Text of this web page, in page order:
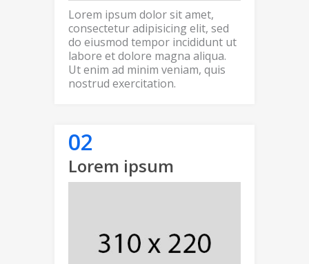
Lorem ipsum dolor sit amet,
consectetur adipisicing elit, sed
do eiusmod tempor incididunt ut
labore et dolore magna aliqua.
Ut enim ad minim veniam, quis
nostrud exercitation.
Lorem ipsum